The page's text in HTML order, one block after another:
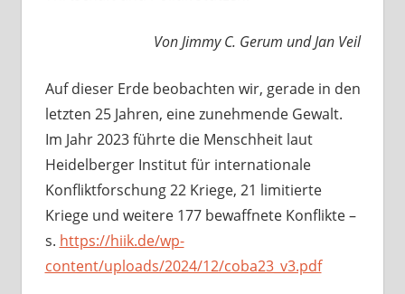
Von Jimmy C. Gerum und Jan Veil
Auf dieser Erde beobachten wir, gerade in den
letzten 25 Jahren, eine zunehmende Gewalt.
Im Jahr 2023 führte die Menschheit laut
Heidelberger Institut für internationale
Konfliktforschung 22 Kriege, 21 limitierte
Kriege und weitere 177 bewaffnete Konflikte –
s. https://hiik.de/wp-
content/uploads/2024/12/coba23_v3.pdf